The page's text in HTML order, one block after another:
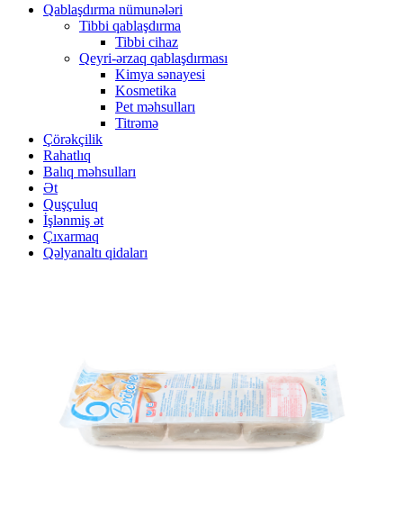
Qablaşdırma nümunələri
Tibbi qablaşdırma
Tibbi cihaz
Qeyri-ərzaq qablaşdırması
Kimya sənayesi
Kosmetika
Pet məhsulları
Titrəmə
Çörəkçilik
Rahatlıq
Balıq məhsulları
Ət
Quşçuluq
İşlənmiş ət
Çıxarmaq
Qəlyanaltı qidaları